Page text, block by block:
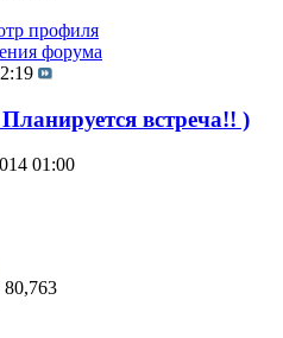
профиля
форума
встреча!! )
01:00